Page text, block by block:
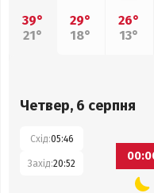
39°
21°
29°
18°
26°
13°
Четвер, 6 серпня
Схід:05:46
Захід:20:52